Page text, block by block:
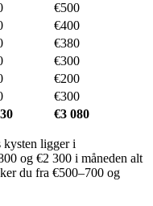
€500
€400
€380
€300
€200
€300
€3 080
kysten ligger i
og €2 300 i måneden alt
du fra €500–700 og